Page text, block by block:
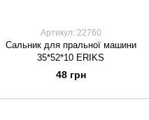
Артикул: 22760
Сальник для пральної машини
35*52*10 ERIKS
48 грн